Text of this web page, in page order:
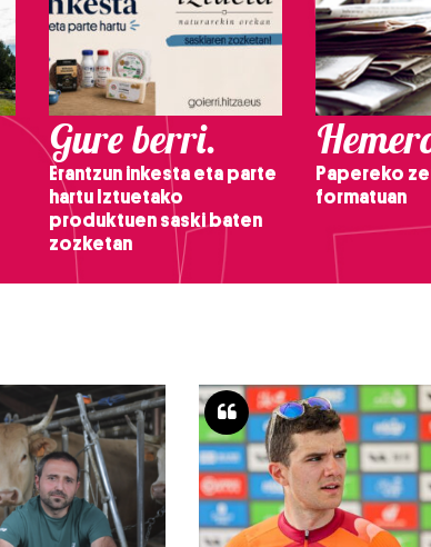
Gure berri.
Erantzun inkesta eta parte
hartu Iztuetako
produktuen saski baten
zozketan
Papereko
formatuan